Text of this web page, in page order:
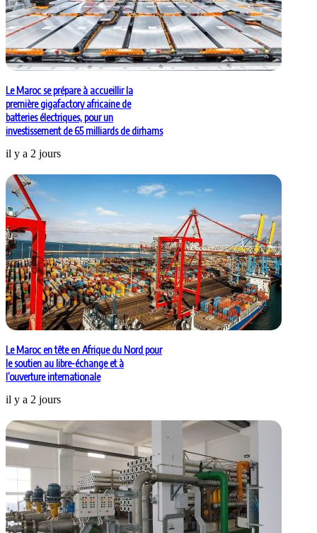
Le Maroc se prépare à accueillir la
première gigafactory africaine de
batteries électriques, pour un
investissement de 65 milliards de dirhams
il y a 2 jours
Le Maroc en tête en Afrique du Nord pour
le soutien au libre-échange et à
l’ouverture internationale
il y a 2 jours